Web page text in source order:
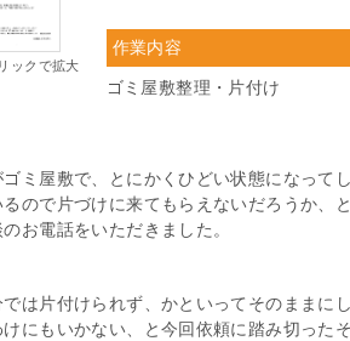
ックで拡大
作業内容
ゴミ屋敷整理・片付け
ゴミ屋敷で、とにかくひどい状態になって
るので片づけに来てもらえないだろうか、
お電話をいただきました。
では片付けられず、かといってそのままに
けにもいかない、と今回依頼に踏み切った